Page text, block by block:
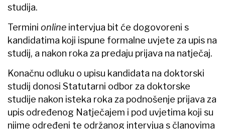
studija.
Termini online intervjua bit će dogovoreni s
kandidatima koji ispune formalne uvjete za upis na
studij, a nakon roka za predaju prijava na natječaj.
Konačnu odluku o upisu kandidata na doktorski
studij donosi Statutarni odbor za doktorske
studije nakon isteka roka za podnošenje prijava za
upis određenog Natječajem i pod uvjetima koji su
njime određeni te održanog intervjua s članovima